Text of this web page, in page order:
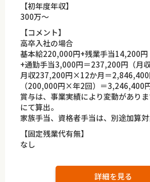
【初年度年収】
300万～
【コメント】
高卒入社の場合
基本給220,000円+残業手当14,200円
+通勤手当3,000円＝237,200円（月収
月収237,200円×12か月＝2,846,400
（200,000円×年2回）＝3,246,400円
賞与は、事業実績により変動があり
にて算出。
家族手当、資格者手当は、別途加算対
【固定残業代有無】
なし
詳細を見る